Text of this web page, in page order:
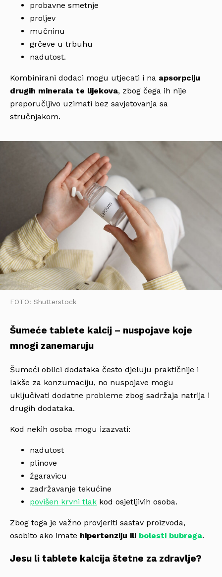
probavne smetnje
proljev
mučninu
grčeve u trbuhu
nadutost.
Kombinirani dodaci mogu utjecati i na apsorpciju
drugih minerala te lijekova, zbog čega ih nije
preporučljivo uzimati bez savjetovanja sa
stručnjakom.
FOTO: Shutterstock
Šumeće tablete kalcij – nuspojave koje
mnogi zanemaruju
Šumeći oblici dodataka često djeluju praktičnije i
lakše za konzumaciju, no nuspojave mogu
uključivati dodatne probleme zbog sadržaja natrija i
drugih dodataka.
Kod nekih osoba mogu izazvati:
nadutost
plinove
žgaravicu
zadržavanje tekućine
povišen krvni tlak kod osjetljivih osoba.
Zbog toga je važno provjeriti sastav proizvoda,
osobito ako imate hipertenziju ili bolesti bubrega.
Jesu li tablete kalcija štetne za zdravlje?